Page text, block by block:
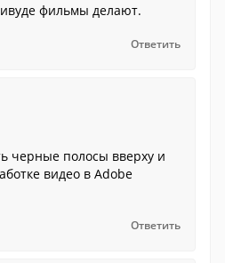
фильмы делают.
Ответить
черные полосы вверху и
видео в Adobe
Ответить